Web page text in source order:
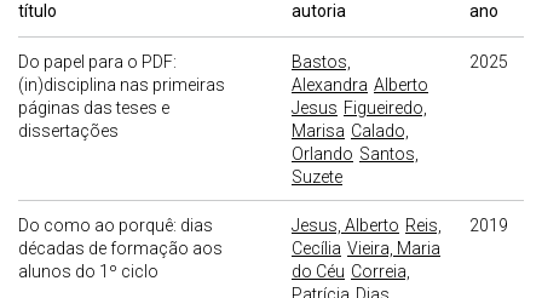
título autoria ano
Do papel para o PDF:
(in)disciplina nas primeiras
páginas das teses e
dissertações
Bastos,
Alexandra Alberto
Jesus Figueiredo,
Marisa Calado,
Orlando Santos,
Suzete
2025
Do como ao porquê: dias
décadas de formação aos
alunos do 1º ciclo
Jesus, Alberto Reis,
Cecília Vieira, Maria
do Céu Correia,
2019